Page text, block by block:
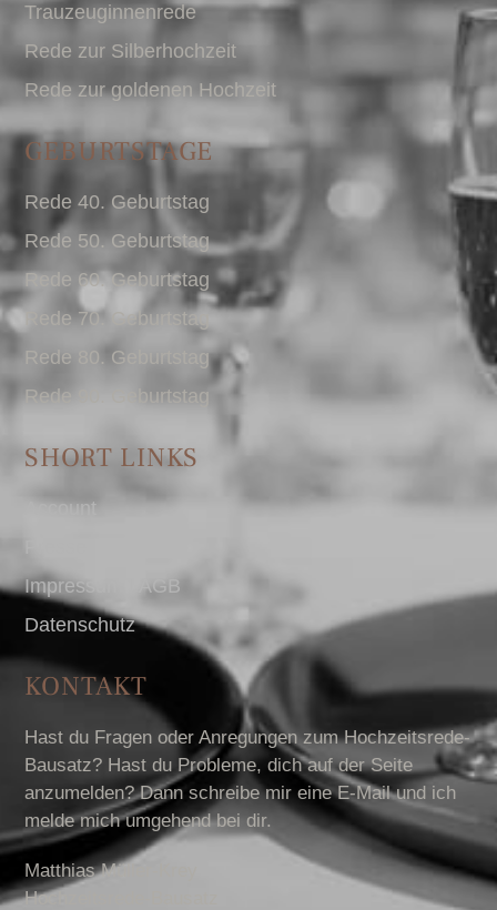
Trauzeuginnenrede
Rede zur Silberhochzeit
Rede zur goldenen Hochzeit
GEBURTSTAGE
Rede 40. Geburtstag
Rede 50. Geburtstag
Rede 60. Geburtstag
Rede 70. Geburtstag
Rede 80. Geburtstag
Rede 90. Geburtstag
SHORT LINKS
Account
Impressum I AGB
Datenschutz
KONTAKT
Hast du Fragen oder Anregungen zum Hochzeitsrede-
Bausatz? Hast du Probleme, dich auf der Seite
anzumelden? Dann schreibe mir eine E-Mail und ich
melde mich umgehend bei dir.
Matthias Müller-Krey
Hochzeitsrede-Bausatz